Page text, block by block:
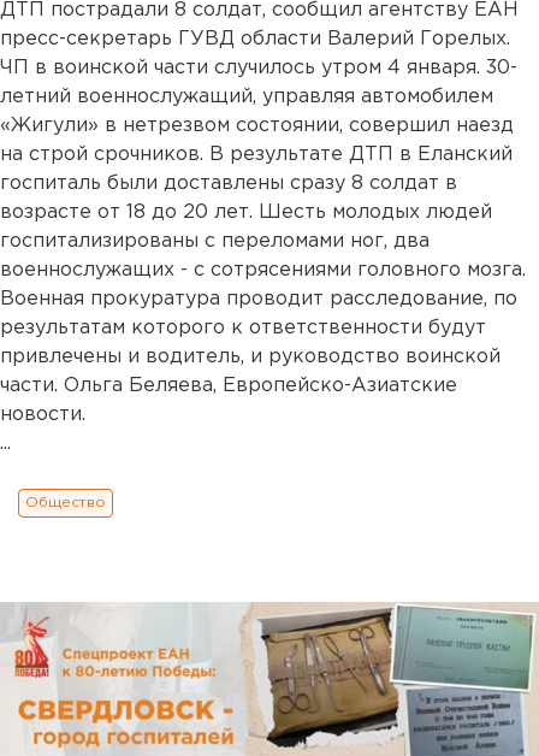
ДТП пострадали 8 солдат, сообщил агентству ЕАН
пресс-секретарь ГУВД области Валерий Горелых.
ЧП в воинской части случилось утром 4 января. 30-
летний военнослужащий, управляя автомобилем
«Жигули» в нетрезвом состоянии, совершил наезд
на строй срочников. В результате ДТП в Еланский
госпиталь были доставлены сразу 8 солдат в
возрасте от 18 до 20 лет. Шесть молодых людей
госпитализированы с переломами ног, два
военнослужащих - с сотрясениями головного мозга.
Военная прокуратура проводит расследование, по
результатам которого к ответственности будут
привлечены и водитель, и руководство воинской
части. Ольга Беляева, Европейско-Азиатские
новости.
...
Общество